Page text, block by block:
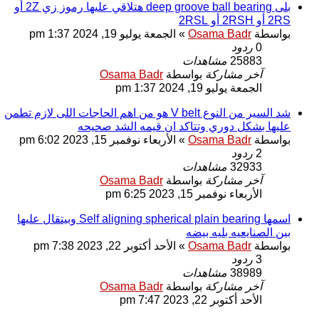
بلى deep groove ball bearing هتلاقي عليها رموز زي 2Z أو
2RS أو 2RSH أو 2RSL
بواسطة Osama Badr
» الجمعة يوليو 19, 2024 1:37 pm
0 ردود
25883 مشاهدات
آخر مشاركة بواسطة Osama Badr
الجمعة يوليو 19, 2024 1:37 pm
شد السير من النوع V belt هو من اهم الحاجات اللى لازم تطمن
عليها بشكل دوري وتتاكد ان قيمه الشد صحيحه
بواسطة Osama Badr
» الأربعاء نوفمبر 15, 2023 6:02 pm
2 ردود
32933 مشاهدات
آخر مشاركة بواسطة Osama Badr
الأربعاء نوفمبر 15, 2023 6:25 pm
اسمها Self aligning spherical plain bearing وبيتقال عليها
بين الصنايعيه بليه بيضه
بواسطة Osama Badr
» الأحد أكتوبر 22, 2023 7:38 pm
3 ردود
38989 مشاهدات
آخر مشاركة بواسطة Osama Badr
الأحد أكتوبر 22, 2023 7:47 pm